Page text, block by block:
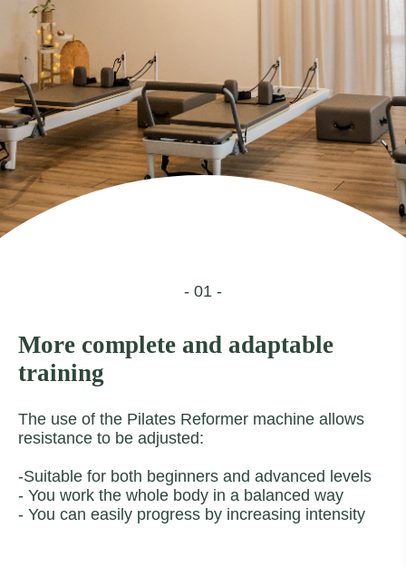
- 01 -
More complete and adaptable
training
The use of the Pilates Reformer machine allows
resistance to be adjusted:
-Suitable for both beginners and advanced levels
- You work the whole body in a balanced way
- You can easily progress by increasing intensity